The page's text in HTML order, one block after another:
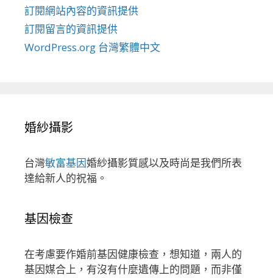
訂閱網站內容的資訊提供
訂閱留言的資訊提供
WordPress.org 台灣繁體中文
婚紗攝影
台灣敏富基因婚紗攝影質感以及時尚是我們所表
達給新人的祝福。
基因檢查
在考慮要作婚前基因健康檢查，想知道，兩人的
基因媒合上，有沒有什麼遺傳上的問題，而非僅